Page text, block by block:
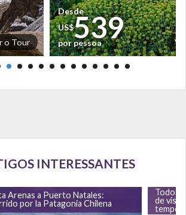
o Tour
Desde
US$539
por pessoa
INTERESSANTES
Arenas a Puerto Natales:
por la Patagonia Chilena
Todo lo
de